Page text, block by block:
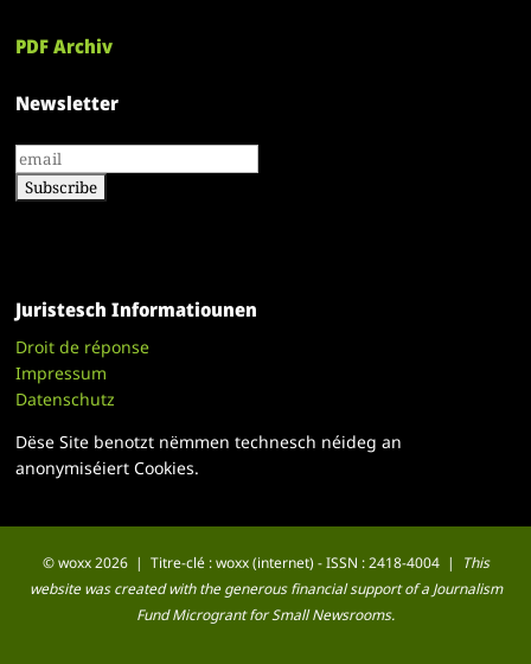
PDF Archiv
Newsletter
Juristesch Informatiounen
Droit de réponse
Impressum
Datenschutz
Dëse Site benotzt nëmmen technesch néideg an
anonymiséiert Cookies.
© woxx 2026 | Titre-clé : woxx (internet) - ISSN : 2418-4004 |
This
website was created with the generous financial support of a Journalism
Fund Microgrant for Small Newsrooms.